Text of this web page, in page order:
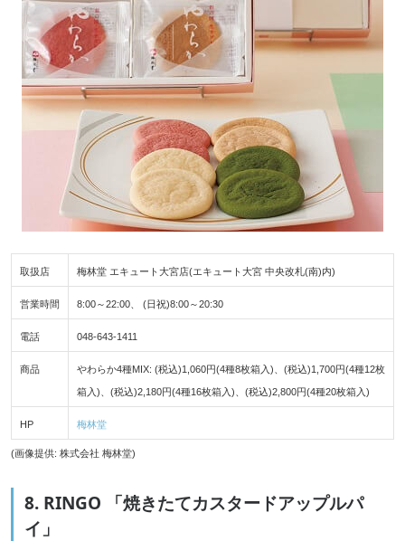
取扱店 梅林堂 エキュート大宮店(エキュート大宮 中央改札(南)内)
営業時間 8:00～22:00、 (日祝)8:00～20:30
電話 048-643-1411
商品 やわらか4種MIX: (税込)1,060円(4種8枚箱入)、(税込)1,700円(4種12枚
箱入)、(税込)2,180円(4種16枚箱入)、(税込)2,800円(4種20枚箱入)
HP 梅林堂
(画像提供: 株式会社 梅林堂)
8. RINGO 「焼きたてカスタードアップルパ
イ」